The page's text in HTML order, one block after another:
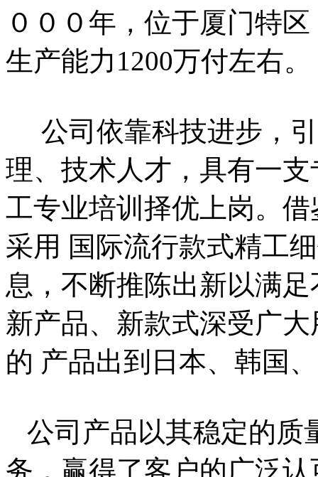
０００年，位于厦门特
生产能力1200万付左右。
公司依靠科技进步，
理、技术人才，具有一
工专业培训择优上岗。
采用 国际流行款式精工
息，不断推陈出新以满
新产品、新款式深受广
的 产品出到日本、韩国
公司产品以其稳定的质
务，赢得了客户的广泛